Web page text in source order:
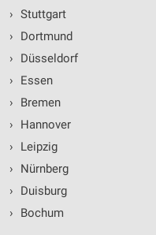
› Stuttgart
›
Dortmund
›
Düsseldorf
›
Essen
›
Bremen
›
Hannover
›
Leipzig
›
Nürnberg
›
Duisburg
›
Bochum